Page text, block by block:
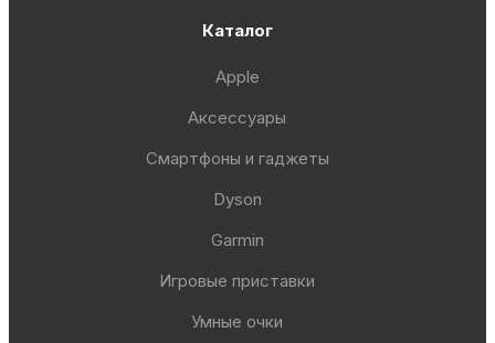
Каталог
Apple
Аксессуары
Смартфоны и гаджеты
Dyson
Garmin
Игровые приставки
Умные очки